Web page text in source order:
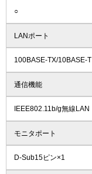
○
LANポート
100BASE-TX/10BASE-T
通信機能
IEEE802.11b/g無線LAN
モニタポート
D-Sub15ピン×1